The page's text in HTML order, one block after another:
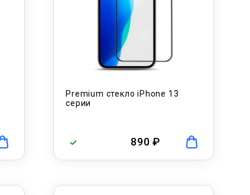
Premium стекло iPhone 13
серии
890 ₽